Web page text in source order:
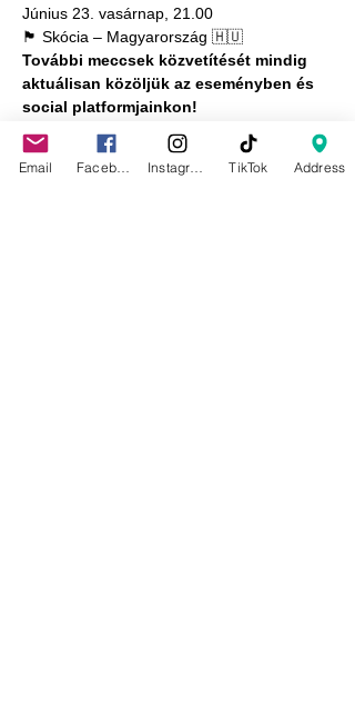
Június 23. vasárnap, 21.00
🏴󠁧󠁢󠁳󠁣󠁴󠁿 Skócia – Magyarország 🇭🇺
További meccsek közvetítését mindig
aktuálisan közöljük az eseményben és
social platformjainkon!
Az EB összes
magyar mérkőzését
követhetitek nálunk! Mindennap fergeteges
hangulattal, koktélokkal és a kedvenc páros
Email TikTok Address